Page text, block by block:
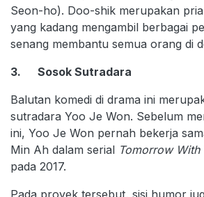
Seon-ho). Doo-shik merupakan
yang kadang mengambil berbagai
senang membantu semua orang di
3. Sosok Sutradara
Balutan komedi di drama ini
sutradara Yoo Je Won. Sebelum
ini, Yoo Je Won pernah bekerja
Min Ah dalam serial Tomorrow With
pada 2017.